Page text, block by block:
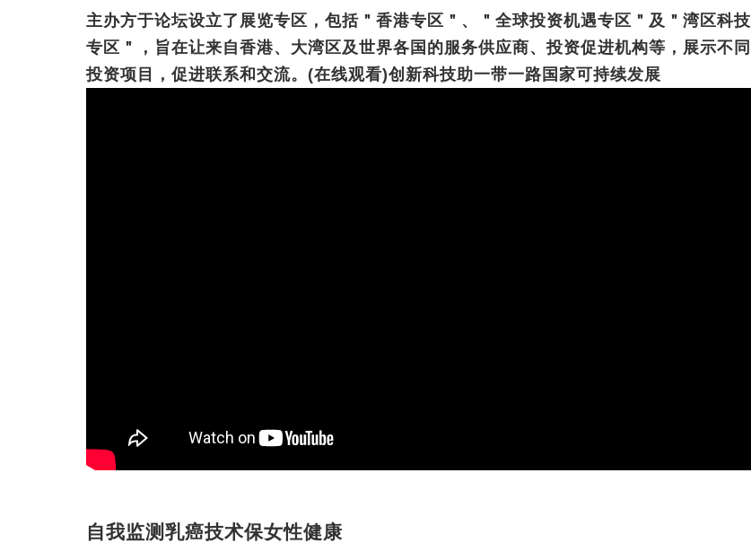
主办方于论坛设立了展览专区，包括＂香港专区＂、＂全球投资机遇专区＂及＂湾区科技
专区＂，旨在让来自香港、大湾区及世界各国的服务供应商、投资促进机构等，展示不同
投资项目，促进联系和交流。(在线观看)创新科技助一带一路国家可持续发展
自我监测乳癌技术保女性健康